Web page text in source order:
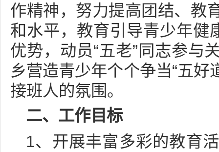
作精神，努力提高团结、教
和水平，教育引导青少年健
优势，动员“五老”同志参与
乡营造青少年个个争当“五好
接班人的氛围。
二、工作目标
1、开展丰富多彩的教育